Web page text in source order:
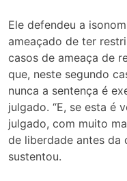
Ele defendeu a
ameaçado de ter
casos de ameaça de
que, neste segundo
nunca a sentença é
julgado. “E, se esta é
julgado, com muito
de liberdade antes da
sustentou.